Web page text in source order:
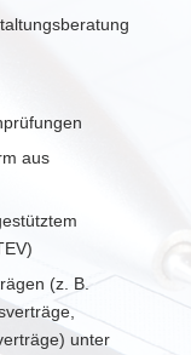
aus
(z. B.
unter